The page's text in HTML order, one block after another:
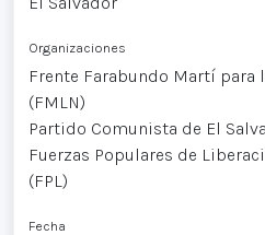
Organizaciones
Frente Farabundo Martí para
(FMLN)
Partido Comunista de El
Fuerzas Populares de
(FPL)
Fecha